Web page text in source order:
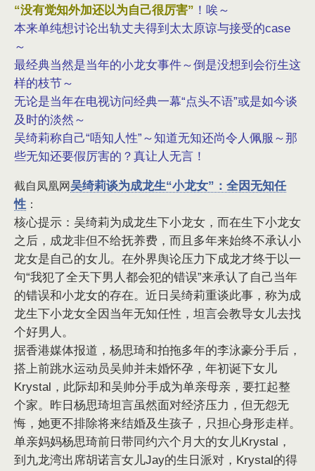
“没有觉知外加还以为自己很厉害” ！唉～
本来单纯想讨论出轨丈夫得到太太原谅与接受的case
～
最经典当然是当年的小龙女事件～倒是没想到会衍生这
样的枝节～
无论是当年在电视访问经典一幕“点头不语”或是如今谈
及时的淡然～
吴绮莉称自己“唔知人性”～知道无知还尚令人佩服～那
些无知还要假厉害的？真让人无言！
截自凤凰网吴绮莉谈为成龙生“小龙女”：全因无知任
性 ：
核心提示：吴绮莉为成龙生下小龙女，而在生下小龙女
之后，成龙非但不给抚养费，而且多年来始终不承认小
龙女是自己的女儿。在外界舆论压力下成龙才终于以一
句“我犯了全天下男人都会犯的错误”来承认了自己当年
的错误和小龙女的存在。近日吴绮莉重谈此事，称为成
龙生下小龙女全因当年无知任性，坦言会教导女儿去找
个好男人。
据香港媒体报道，杨思琦和拍拖多年的李泳豪分手后，
搭上前跳水运动员吴帅并未婚怀孕，年初诞下女儿
Krystal，此际却和吴帅分手成为单亲母亲，要扛起整
个家。昨日杨思琦坦言虽然面对经济压力，但无怨无
悔，她更不排除将来结婚及生孩子，只担心身形走样。
单亲妈妈杨思琦前日带同约六个月大的女儿Krystal，
到九龙湾出席胡诺言女儿Jay的生日派对，Krystal的得